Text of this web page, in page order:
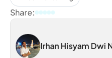
Share:
Irhan Hisyam Dwi